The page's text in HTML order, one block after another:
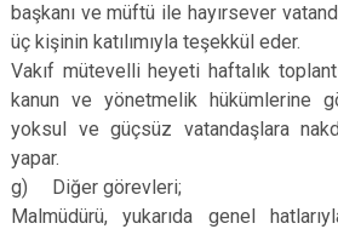
başkanı ve müftü ile hayırsever
üç kişinin katılımıyla teşekkül eder.
Vakıf mütevelli heyeti haftalık
kanun ve yönetmelik hükümlerine
yoksul ve güçsüz vatandaşlara
yapar.
g) Diğer görevleri;
Malmüdürü, yukarıda genel